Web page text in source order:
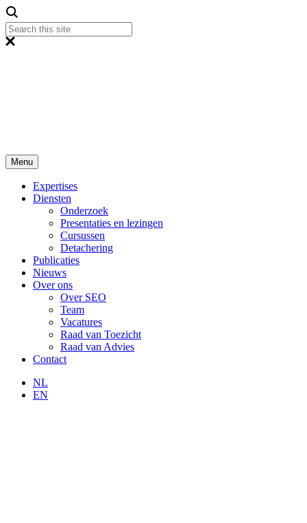
Menu
Expertises
Diensten
Onderzoek
Presentaties en lezingen
Cursussen
Detachering
Publicaties
Nieuws
Over ons
Over SEO
Team
Vacatures
Raad van Toezicht
Raad van Advies
Contact
NL
EN